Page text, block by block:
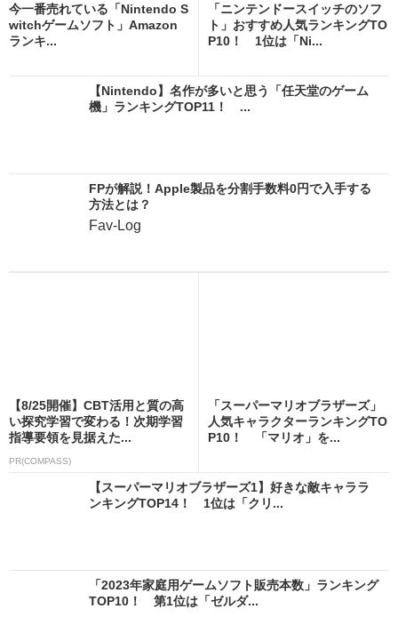
今一番売れている「Nintendo S
witchゲームソフト」Amazon
ランキ...
「ニンテンドースイッチのソフ
ト」おすすめ人気ランキングTO
P10！ 1位は「Ni...
【Nintendo】名作が多いと思う「任天堂のゲーム
機」ランキングTOP11！ ...
FPが解説！Apple製品を分割手数料0円で入手する
方法とは？
Fav-Log
【8/25開催】CBT活用と質の高
い探究学習で変わる！次期学習
指導要領を見据えた...
PR(COMPASS)
「スーパーマリオブラザーズ」
人気キャラクターランキングTO
P10！ 「マリオ」を...
【スーパーマリオブラザーズ1】好きな敵キャララ
ンキングTOP14！ 1位は「クリ...
「2023年家庭用ゲームソフト販売本数」ランキング
TOP10！ 第1位は「ゼルダ...